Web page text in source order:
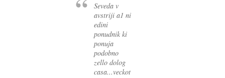
Seveda v
avstriji a1 ni
edini
ponudnik ki
ponuja
podobno
zello dolog
casa...veckot